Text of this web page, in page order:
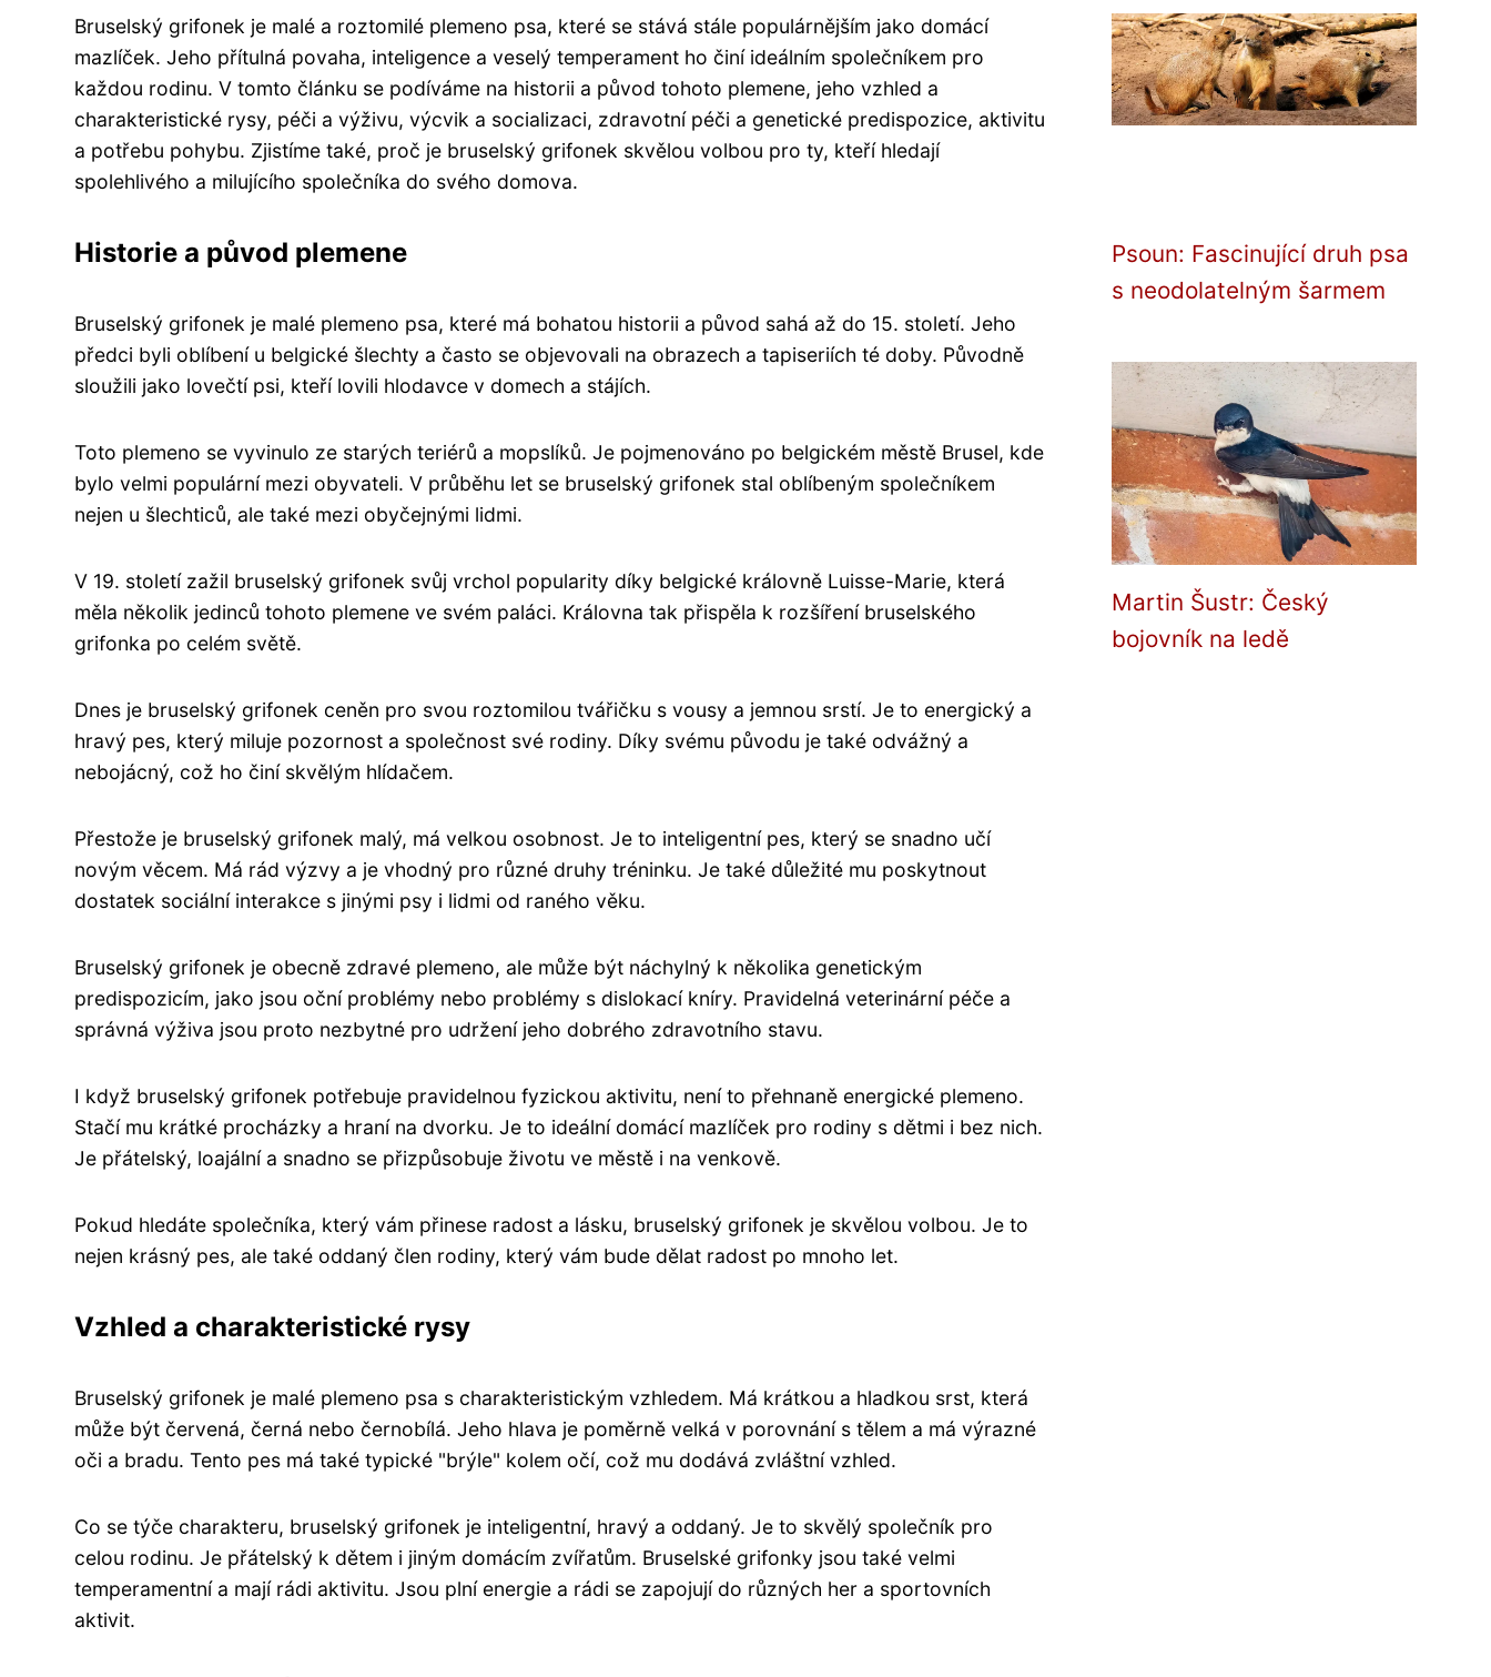
Bruselský grifonek je malé a roztomilé plemeno psa, které se stává stále populárnějším jako domácí
mazlíček. Jeho přítulná povaha, inteligence a veselý temperament ho činí ideálním společníkem pro
každou rodinu. V tomto článku se podíváme na historii a původ tohoto plemene, jeho vzhled a
charakteristické rysy, péči a výživu, výcvik a socializaci, zdravotní péči a genetické predispozice, aktivitu
a potřebu pohybu. Zjistíme také, proč je bruselský grifonek skvělou volbou pro ty, kteří hledají
spolehlivého a milujícího společníka do svého domova.
Historie a původ plemene
Bruselský grifonek je malé plemeno psa, které má bohatou historii a původ sahá až do 15. století. Jeho
předci byli oblíbení u belgické šlechty a často se objevovali na obrazech a tapiseriích té doby. Původně
sloužili jako lovečtí psi, kteří lovili hlodavce v domech a stájích.
Toto plemeno se vyvinulo ze starých teriérů a mopslíků. Je pojmenováno po belgickém městě Brusel, kde
bylo velmi populární mezi obyvateli. V průběhu let se bruselský grifonek stal oblíbeným společníkem
nejen u šlechticů, ale také mezi obyčejnými lidmi.
V 19. století zažil bruselský grifonek svůj vrchol popularity díky belgické královně Luisse-Marie, která
měla několik jedinců tohoto plemene ve svém paláci. Královna tak přispěla k rozšíření bruselského
grifonka po celém světě.
Dnes je bruselský grifonek ceněn pro svou roztomilou tvářičku s vousy a jemnou srstí. Je to energický a
hravý pes, který miluje pozornost a společnost své rodiny. Díky svému původu je také odvážný a
nebojácný, což ho činí skvělým hlídačem.
Přestože je bruselský grifonek malý, má velkou osobnost. Je to inteligentní pes, který se snadno učí
novým věcem. Má rád výzvy a je vhodný pro různé druhy tréninku. Je také důležité mu poskytnout
dostatek sociální interakce s jinými psy i lidmi od raného věku.
Bruselský grifonek je obecně zdravé plemeno, ale může být náchylný k několika genetickým
predispozicím, jako jsou oční problémy nebo problémy s dislokací kníry. Pravidelná veterinární péče a
správná výživa jsou proto nezbytné pro udržení jeho dobrého zdravotního stavu.
I když bruselský grifonek potřebuje pravidelnou fyzickou aktivitu, není to přehnaně energické plemeno.
Stačí mu krátké procházky a hraní na dvorku. Je to ideální domácí mazlíček pro rodiny s dětmi i bez nich.
Je přátelský, loajální a snadno se přizpůsobuje životu ve městě i na venkově.
Pokud hledáte společníka, který vám přinese radost a lásku, bruselský grifonek je skvělou volbou. Je to
nejen krásný pes, ale také oddaný člen rodiny, který vám bude dělat radost po mnoho let.
Vzhled a charakteristické rysy
Bruselský grifonek je malé plemeno psa s charakteristickým vzhledem. Má krátkou a hladkou srst, která
může být červená, černá nebo černobílá. Jeho hlava je poměrně velká v porovnání s tělem a má výrazné
oči a bradu. Tento pes má také typické "brýle" kolem očí, což mu dodává zvláštní vzhled.
Co se týče charakteru, bruselský grifonek je inteligentní, hravý a oddaný. Je to skvělý společník pro
celou rodinu. Je přátelský k dětem i jiným domácím zvířatům. Bruselské grifonky jsou také velmi
temperamentní a mají rádi aktivitu. Jsou plní energie a rádi se zapojují do různých her a sportovních
aktivit.
Psoun: Fascinující druh psa
s neodolatelným šarmem
Martin Šustr: Český
bojovník na ledě